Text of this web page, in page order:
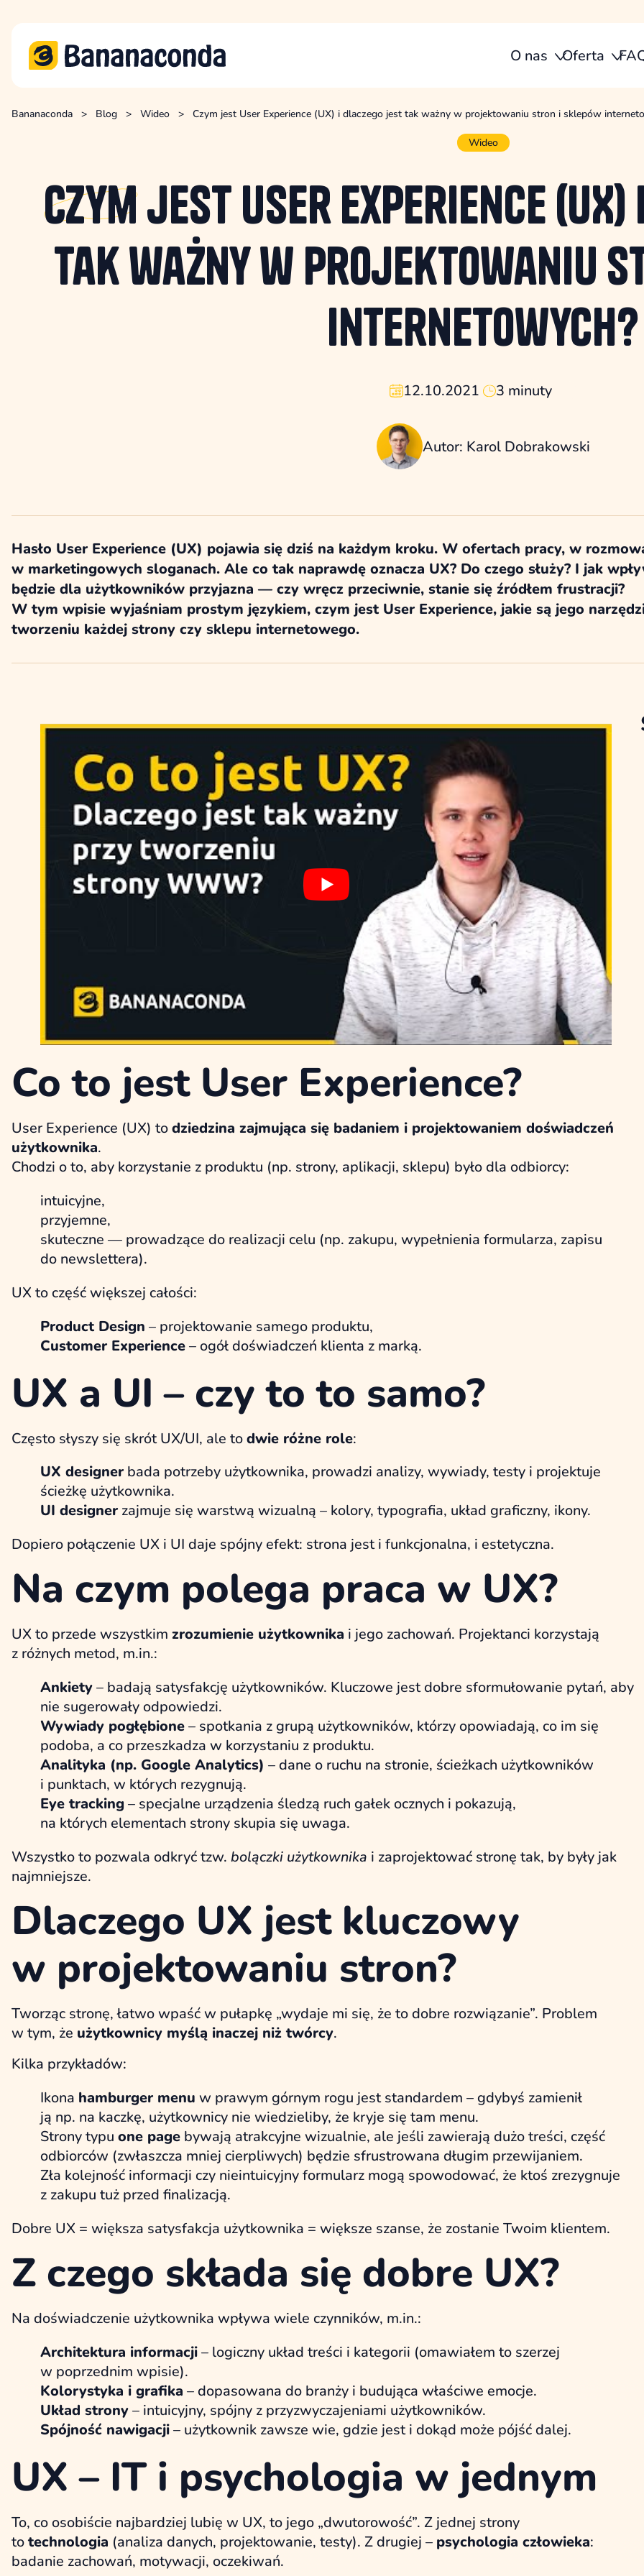
O nas Oferta
Bananaconda > Blog > Wideo > Czym jest User Experience (UX) i dlaczego jest tak ważny w projektowaniu stron i sklepów
Wideo
Czymjest User Experience
tak ważny w projektowaniu
internetowych?
12.10.2021 3 minuty
Autor: Karol Dobrakowski
Hasło User Experience (UX) pojawia się dziś na każdym kroku. W ofertach pracy, w
w marketingowych sloganach. Ale co tak naprawdę oznacza UX? Do czego służy? I jak
będzie dla użytkowników przyjazna — czy wręcz przeciwnie, stanie się źródłem frustracji?
W tym wpisie wyjaśniam prostym językiem, czym jest User Experience, jakie są jego
tworzeniu każdej strony czy sklepu internetowego.
Co to jest User Experience?
User Experience (UX) todziedzina zajmująca się badaniem i projektowaniem doświadczeń
użytkownika.
Chodzi o to, aby korzystanie z produktu (np. strony, aplikacji, sklepu) było dla odbiorcy:
intuicyjne,
przyjemne,
skuteczne — prowadzące do realizacji celu (np. zakupu, wypełnienia formularza, zapisu
do newslettera).
UX to część większej całości:
Product Design – projektowanie samego produktu,
Customer Experience– ogół doświadczeń klienta z marką.
UX a UI – czy to to samo?
Często słyszy się skrót UX/UI, ale todwie różne role:
UX designer bada potrzeby użytkownika, prowadzi analizy, wywiady, testy i projektuje
ścieżkę użytkownika.
UI designer zajmuje się warstwą wizualną – kolory, typografia, układ graficzny, ikony.
Dopiero połączenie UX i UI daje spójny efekt: strona jest i funkcjonalna, i estetyczna.
Na czym polega praca w UX?
UX to przede wszystkim zrozumienie użytkownika i jego zachowań. Projektanci korzystają
z różnych metod, m.in.:
Ankiety– badają satysfakcję użytkowników. Kluczowe jest dobre sformułowanie pytań, aby
nie sugerowały odpowiedzi.
Wywiady pogłębione– spotkania z grupą użytkowników, którzy opowiadają, co im się
podoba, a co przeszkadza w korzystaniu z produktu.
Analityka (np. Google Analytics) – dane o ruchu na stronie, ścieżkach użytkowników
i punktach, w których rezygnują.
Eye tracking – specjalne urządzenia śledzą ruch gałek ocznych i pokazują,
na których elementach strony skupia się uwaga.
Wszystko to pozwala odkryć tzw. bolączki użytkownika i zaprojektować stronę tak, by były jak
najmniejsze.
Dlaczego UX jest kluczowy
w projektowaniu stron?
Tworząc stronę, łatwo wpaść w pułapkę „wydaje mi się, że to dobre rozwiązanie”. Problem
w tym, że użytkownicy myślą inaczej niż twórcy.
Kilka przykładów:
Ikona hamburger menu w prawym górnym rogu jest standardem – gdybyś zamienił
ją np. na kaczkę, użytkownicy nie wiedzieliby, że kryje się tam menu.
Strony typu one page bywają atrakcyjne wizualnie, ale jeśli zawierają dużo treści, część
odbiorców (zwłaszcza mniej cierpliwych) będzie sfrustrowana długim przewijaniem.
Zła kolejność informacji czy nieintuicyjny formularz mogą spowodować, że ktoś zrezygnuje
z zakupu tuż przed finalizacją.
Dobre UX = większa satysfakcja użytkownika = większe szanse, że zostanie Twoim klientem.
Z czego składa się dobre UX?
Na doświadczenie użytkownika wpływa wiele czynników, m.in.:
Architektura informacji– logiczny układ treści i kategorii (omawiałem to szerzej
w poprzednim wpisie).
Kolorystyka i grafika – dopasowana do branży i budująca właściwe emocje.
Układ strony– intuicyjny, spójny z przyzwyczajeniami użytkowników.
Spójność nawigacji– użytkownik zawsze wie, gdzie jest i dokąd może pójść dalej.
UX – IT i psychologia w jednym
To, co osobiście najbardziej lubię w UX, to jego „dwutorowość”. Z jednej strony
totechnologia (analiza danych, projektowanie, testy). Z drugiej – psychologia człowieka:
badanie zachowań, motywacji, oczekiwań.